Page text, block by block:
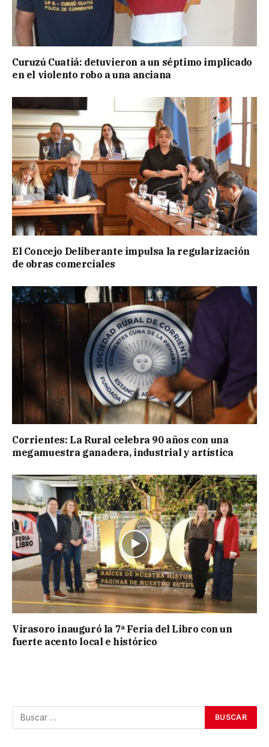
Curuzú Cuatiá: detuvieron a un séptimo implicado
en el violento robo a una anciana
El Concejo Deliberante impulsa la regularización
de obras comerciales
Corrientes: La Rural celebra 90 años con una
megamuestra ganadera, industrial y artística
Virasoro inauguró la 7ª Feria del Libro con un
fuerte acento local e histórico